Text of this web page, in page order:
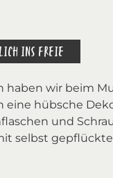
INS FREIE
haben wir beim
eine hübsche
und
selbst